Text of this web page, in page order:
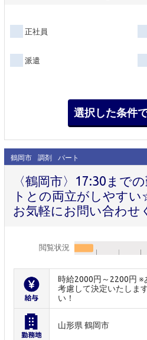
正社員
派遣
鶴岡市 調剤 パート
〈鶴岡市〉17:30まで
トとの両立がしやす
お気軽にお問い合わせ
閲覧状況
時給2000円～2200円 ※
考慮して決定いたしま
い！
山形県 鶴岡市